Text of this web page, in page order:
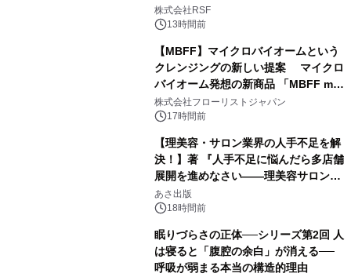
株式会社RSF
13時間前
【MBFF】マイクロバイオームという
クレンジングの新しい提案 マイクロ
バイオーム発想の新商品 「MBFF mb
クレンジングPRO」を2026年8月6日
発売
株式会社フローリストジャパン
17時間前
【理美容・サロン業界の人手不足を解
決！】著 『人手不足に悩んだら多店舗
展開を進めなさい――理美容サロン
「多店舗展開」の教科書』2026年8月
24日（月）発売
あさ出版
18時間前
眠りづらさの正体──シリーズ第2回 人
は寝ると「腹腔の余白」が消える──
呼吸が弱まる本当の構造的理由